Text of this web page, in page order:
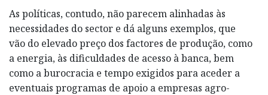
As políticas, contudo, não parecem alinhadas às
necessidades do sector e dá alguns exemplos, que
vão do elevado preço dos factores de produção, como
a energia, às dificuldades de acesso à banca, bem
como a burocracia e tempo exigidos para aceder a
eventuais programas de apoio a empresas agro-